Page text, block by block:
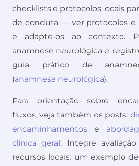
checklists e protocolos locais
de conduta — ver protocolos e
e adapte-os ao contexto.
anamnese neurológica e
guia prático de
(anamnese neurológica).
Para orientação sobre
fluxos, veja também os posts:
encaminhamentos e
clínica geral. Integre
recursos locais; um exemplo